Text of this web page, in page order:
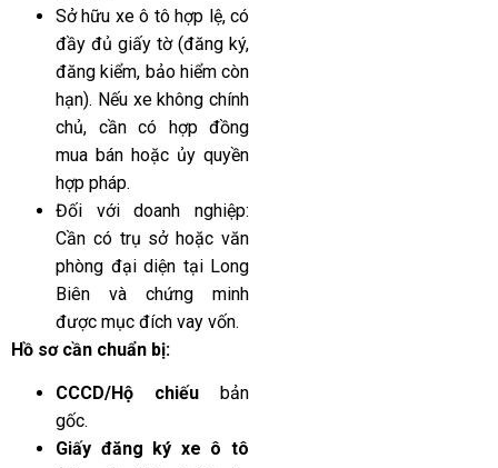
Sở hữu xe ô tô hợp lệ, có
đầy đủ giấy tờ (đăng ký,
đăng kiểm, bảo hiểm còn
hạn). Nếu xe không chính
chủ, cần có hợp đồng
mua bán hoặc ủy quyền
hợp pháp.
Đối với doanh nghiệp:
Cần có trụ sở hoặc văn
phòng đại diện tại Long
Biên và chứng minh
được mục đích vay vốn.
Hồ sơ cần chuẩn bị:
CCCD/Hộ chiếu bản
gốc.
Giấy đăng ký xe ô tô